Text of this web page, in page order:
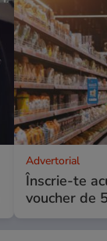
Advertorial
Înscrie-te
voucher de